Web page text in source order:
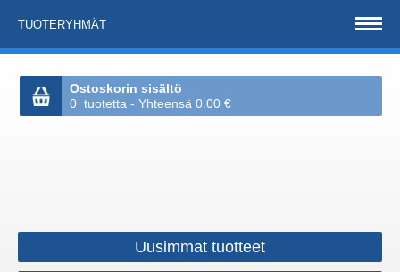
TUOTERYHMÄT
Ostoskorin sisältö
0 tuotetta - Yhteensä 0.00 €
Uusimmat tuotteet